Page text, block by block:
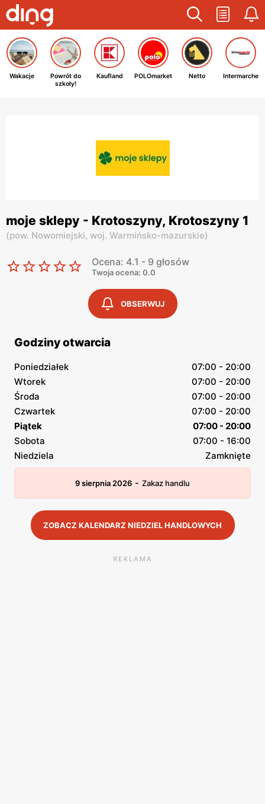
Wakacje
Powrót do
szkoły!
Kaufland POLOmarket Netto Intermarche
moje sklepy - Krotoszyny, Krotoszyny 1
(pow. Nowomiejski, woj. Warmińsko-mazurskie)
Ocena: 4.1 - 9 głosów
Twoja ocena: 0.0
OBSERWUJ
Godziny otwarcia
Poniedziałek
07:00 - 20:00
Wtorek
07:00 - 20:00
Środa
07:00 - 20:00
Czwartek
07:00 - 20:00
Piątek
07:00 - 20:00
Sobota
07:00 - 16:00
Niedziela
Zamknięte
9 sierpnia 2026 - Zakaz handlu
ZOBACZ KALENDARZ NIEDZIEL HANDLOWYCH
REKLAMA